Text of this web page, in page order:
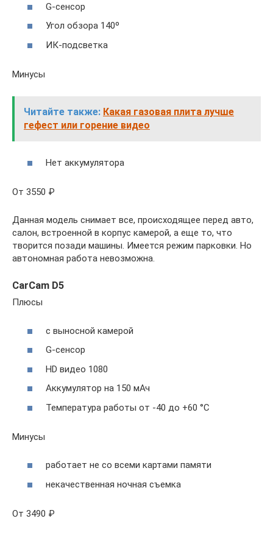
G-сенсор
Угол обзора 140º
ИК-подсветка
Минусы
Читайте также: Какая газовая плита лучше
гефест или горение видео
Нет аккумулятора
От 3550 ₽
Данная модель снимает все, происходящее перед авто,
салон, встроенной в корпус камерой, а еще то, что
творится позади машины. Имеется режим парковки. Но
автономная работа невозможна.
CarCam D5
Плюсы
с выносной камерой
G-сенсор
HD видео 1080
Аккумулятор на 150 мАч
Температура работы от -40 до +60 °C
Минусы
работает не со всеми картами памяти
некачественная ночная съемка
От 3490 ₽